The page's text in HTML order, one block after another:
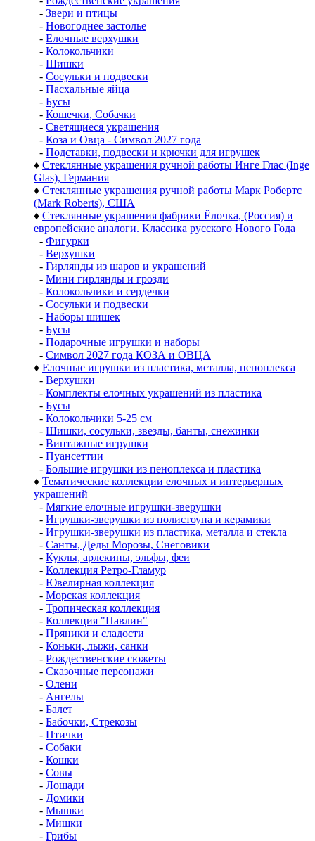
- Звери и птицы
- Новогоднее застолье
- Елочные верхушки
- Колокольчики
- Шишки
- Сосульки и подвески
- Пасхальные яйца
- Бусы
- Кошечки, Собачки
- Светящиеся украшения
- Коза и Овца - Символ 2027 года
- Подставки, подвески и крючки для игрушек
♦ Стеклянные украшения ручной работы Инге Глас (Inge
Glas), Германия
♦ Стеклянные украшения ручной работы Марк Робертс
(Mark Roberts), США
♦ Стеклянные украшения фабрики Ёлочка, (Россия) и
европейские аналоги. Классика русского Нового Года
- Фигурки
- Верхушки
- Гирлянды из шаров и украшений
- Мини гирлянды и грозди
- Колокольчики и сердечки
- Сосульки и подвески
- Наборы шишек
- Бусы
- Подарочные игрушки и наборы
- Символ 2027 года КОЗА и ОВЦА
♦ Елочные игрушки из пластика, металла, пеноплекса
- Верхушки
- Комплекты елочных украшений из пластика
- Бусы
- Колокольчики 5-25 см
- Шишки, сосульки, звезды, банты, снежинки
- Винтажные игрушки
- Пуансеттии
- Большие игрушки из пеноплекса и пластика
♦ Тематические коллекции елочных и интерьерных
украшений
- Мягкие елочные игрушки-зверушки
- Игрушки-зверушки из полистоуна и керамики
- Игрушки-зверушки из пластика, металла и стекла
- Санты, Деды Морозы, Снеговики
- Куклы, арлекины, эльфы, феи
- Коллекция Ретро-Гламур
- Ювелирная коллекция
- Морская коллекция
- Тропическая коллекция
- Коллекция "Павлин"
- Пряники и сладости
- Коньки, лыжи, санки
- Рождественские сюжеты
- Сказочные персонажи
- Олени
- Ангелы
- Балет
- Бабочки, Стрекозы
- Птички
- Собаки
- Кошки
- Совы
- Лошади
- Домики
- Мышки
- Мишки
- Грибы